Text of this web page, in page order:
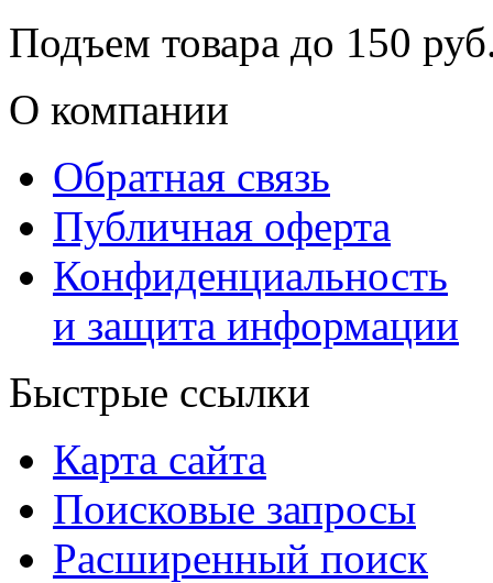
Подъем товара до 150
О компании
Обратная связь
Публичная оферта
Конфиденциальность
и защита информации
Быстрые ссылки
Карта сайта
Поисковые запросы
Расширенный поиск